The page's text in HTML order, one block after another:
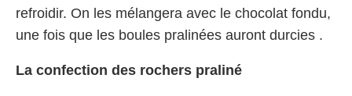
refroidir. On les mélangera avec le chocolat fondu,
une fois que les boules pralinées auront durcies .
La confection des rochers praliné